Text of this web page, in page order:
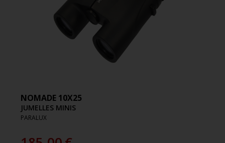
NOMADE 10X25
JUMELLES MINIS
PARALUX